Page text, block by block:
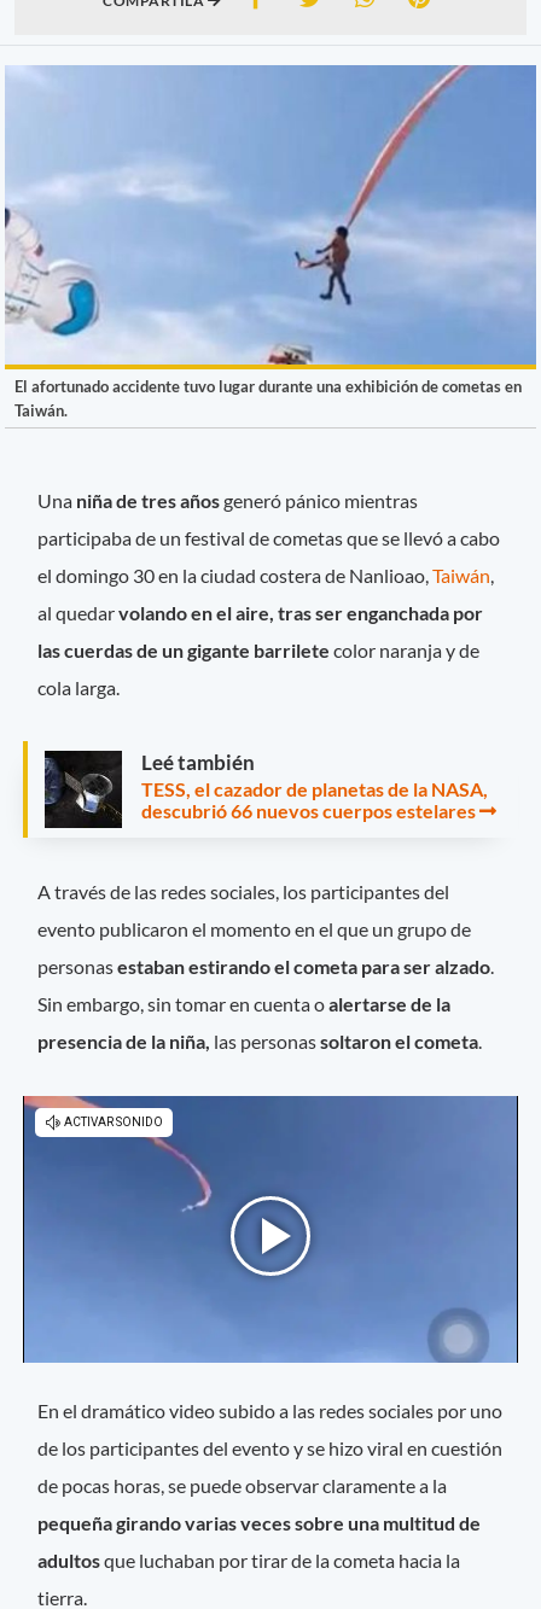
El afortunado accidente tuvo lugar durante una exhibición de cometas en
Taiwán.
Una niña de tres añosgeneró pánico mientras
participaba de un festival de cometas que se llevó a cabo
el domingo 30 en la ciudad costera de Nanlioao,Taiwán
al quedarvolando en el aire, tras ser enganchada por
las cuerdas de un gigante barrilete color naranja y de
cola larga.
Leé también
TESS, el cazador de planetas de la NASA,
descubrió 66 nuevos cuerpos estelares
A través de las redes sociales, los participantes del
evento publicaron el momento en el que un grupo de
personasestaban estirando el cometa para ser alzado.
Sin embargo, sin tomar en cuenta oalertarse de la
presencia de la niña, las personassoltaron el cometa.
En el dramático video subido a las redes sociales por uno
de los participantes del evento y se hizo viral en cuestión
de pocas horas, se puede observar claramente a la
pequeña girando varias veces sobre una multitud de
adultosque luchaban por tirar de la cometa hacia la
tierra.